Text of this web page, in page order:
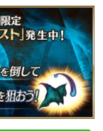
つよい…デスチ
いけど、普通に
じ？